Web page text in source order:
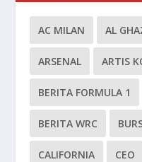
AC MILAN AL
ARSENAL ARTIS
BERITA FORMULA 1
BERITA WRC
CALIFORNIA CEO